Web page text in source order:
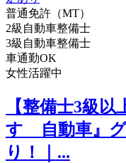
普通免許（MT）
2級自動車整備士
3級自動車整備士
車通勤OK
女性活躍中
【整備士3級
すゞ自動車』
り！｜...